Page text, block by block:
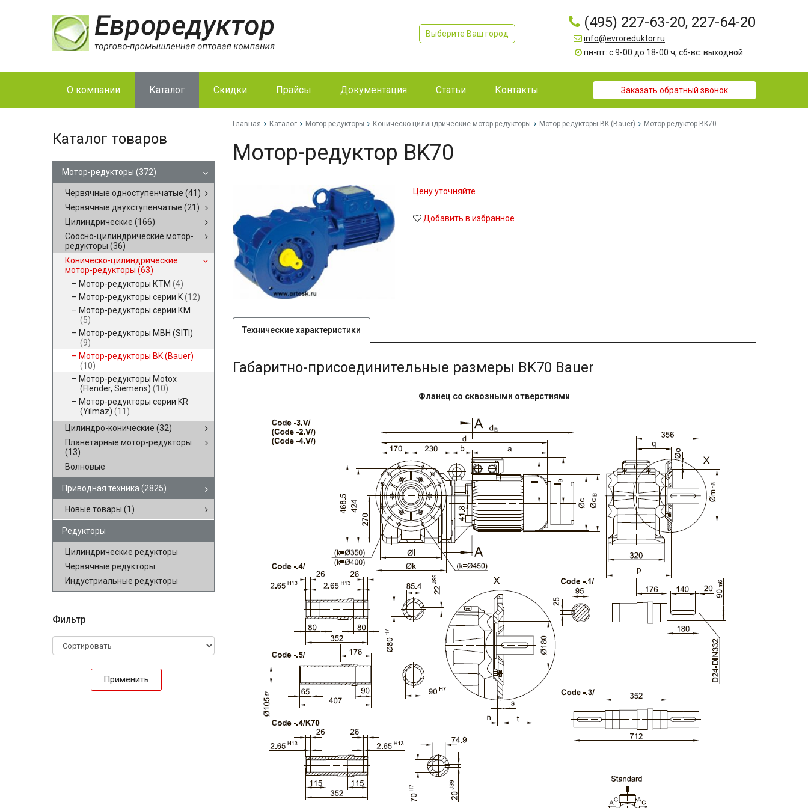
Выберите Ваш город
(495) 227-63-20, 227-64-20
info@evroreduktor.ru
пн-пт: с 9-00 до 18-00 ч, сб-вс: выходной
О компании Каталог Скидки Прайсы Документация Статьи Контакты Заказать обратный звонок
Каталог товаров
Мотор-редукторы (372)
Червячные одноступенчатые (41)
Червячные двухступенчатые (21)
Цилиндрические (166)
Соосно-цилиндрические мотор-
редукторы (36)
Коническо-цилиндрические
мотор-редукторы (63)
Мотор-редукторы КТМ (4)
Мотор-редукторы серии K(12)
Мотор-редукторы серии КМ
(5)
Мотор-редукторы MBH (SITI)
(9)
Мотор-редукторы BK (Bauer)
(10)
Мотор-редукторы Motox
(Flender, Siemens) (10)
Мотор-редукторы серии KR
(Yilmaz) (11)
Цилиндро-конические (32)
Планетарные мотор-редукторы
(13)
Волновые
Приводная техника (2825)
Новые товары (1)
Редукторы
Цилиндрические редукторы
Червячные редукторы
Индустриальные редукторы
Фильтр
Применить
Главная Каталог Мотор-редукторы Коническо-цилиндрические мотор-редукторы Мотор-редукторы BK (Bauer) Мотор-редуктор BK70
Мотор-редуктор BK70
Цену уточняйте
Добавить в избранное
Технические характеристики
Габаритно-присоединительные размеры BK70 Bauer
Фланец со сквозными отверстиями